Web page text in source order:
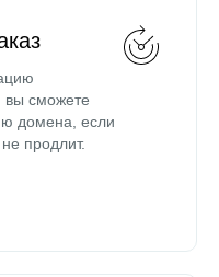
сможете
домена, если
продлит.